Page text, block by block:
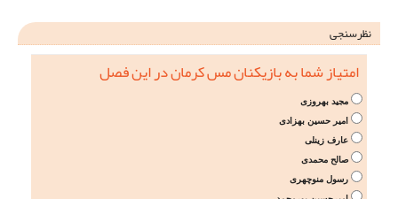
نظرسنجی
امتیاز شما به بازیکنان مس کرمان در این فصل
مجید بهروزی
امیر حسین بهزادی
عارف زینلی
صالح محمدی
رسول منوچهری